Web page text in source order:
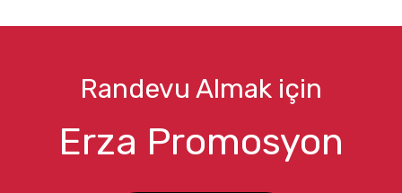
Randevu Almak için
Erza Promosyon